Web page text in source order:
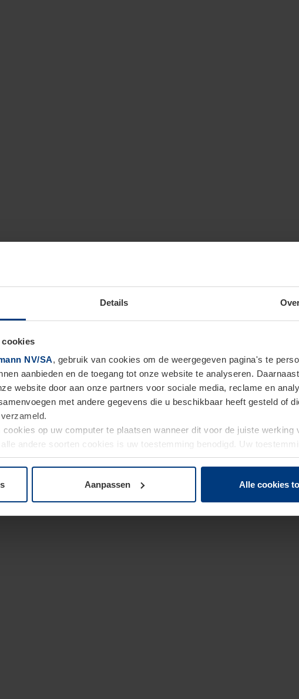
Details
cookies
NV/SA, gebruik van cookies om de weergegeven pagina's te
aanbieden en de toegang tot onze website te analyseren.
website door aan onze partners voor sociale media, reclame en
met andere gegevens die u beschikbaar heeft gesteld of
op uw computer te plaatsen wanneer dit voor de juiste werking
andere soorten cookies is uw toestemming benodigd. Uw
op paginaPrivacyverklaringop onze website wijzigen of herroepen.
Aanpassen Alle cookies